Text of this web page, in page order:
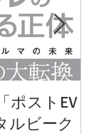
ポストEV
ビーク